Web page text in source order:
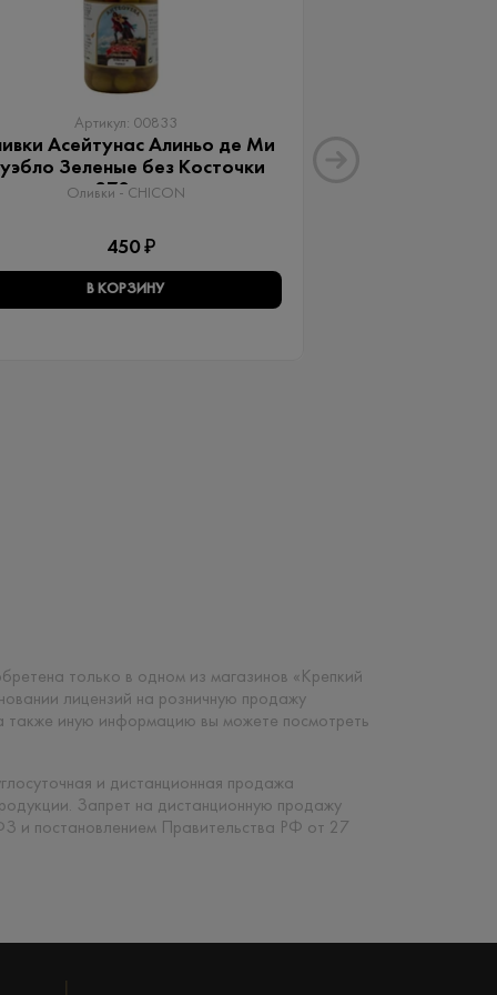
Артикул: 00833
Асейтунас Алиньо де Ми
Зеленые без Косточки
370 мл
Оливки - CHICON
450 ₽
В КОРЗИНУ
только в одном из магазинов «Крепкий
лицензий на розничную продажу
также иную информацию вы можете посмотреть
и дистанционная продажа
Запрет на дистанционную продажу
и постановлением Правительства РФ от 27